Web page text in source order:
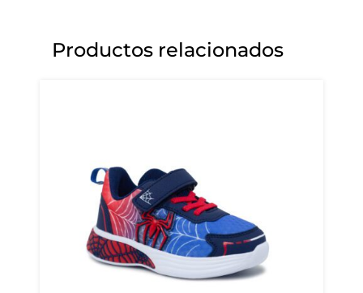
Productos relacionados